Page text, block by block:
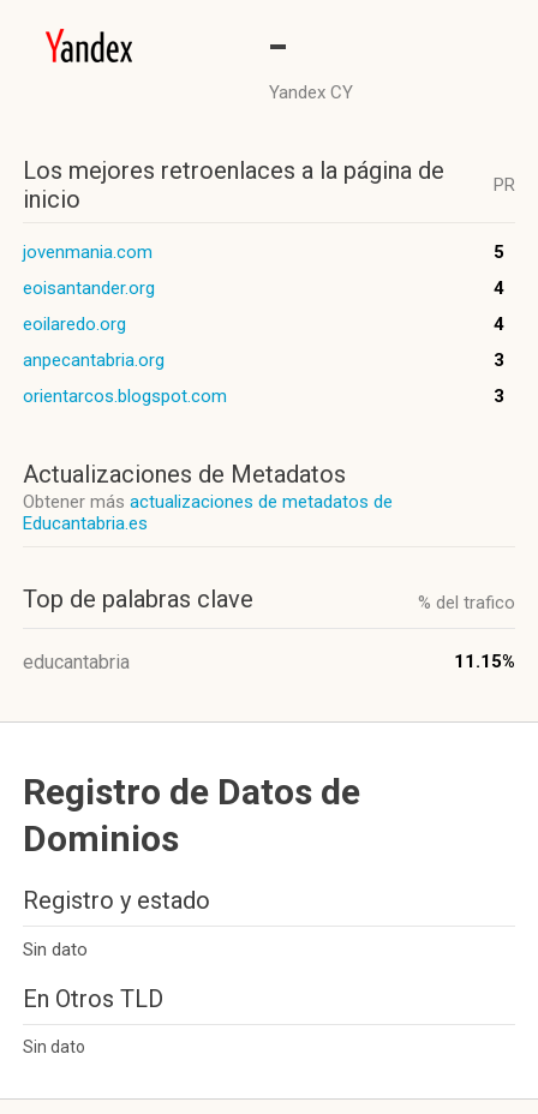
-
Yandex CY
Los mejores retroenlaces a la página de
inicio
PR
jovenmania.com
5
eoisantander.org
4
eoilaredo.org
4
anpecantabria.org
3
orientarcos.blogspot.com
3
Actualizaciones de Metadatos
Obtener más actualizaciones de metadatos de
Educantabria.es
Top de palabras clave % del trafico
educantabria 11.15%
Registro de Datos de
Dominios
Registro y estado
Sin dato
En Otros TLD
Sin dato